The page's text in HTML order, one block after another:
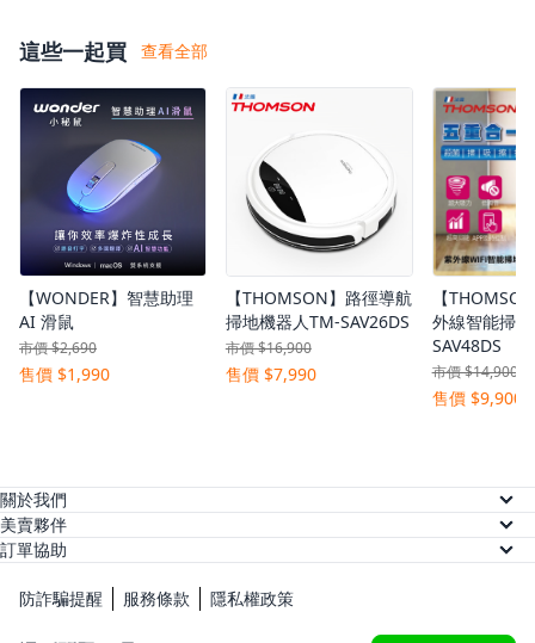
這些一起買 查看全部
【WONDER】智慧助理
AI 滑鼠
市價 $2,690
售價 $1,990
【THOMSON】路徑導航
掃地機器人TM-SAV26DS
市價 $16,900
售價 $7,990
【
外線智能掃
SAV48DS
市價 $14,900
售價 $9,900
關於我們
關於美賣
人才招募
美賣夥伴
供應商註冊
網紅註冊
訂單協助
防詐騙提醒 服務條款 隱私權政策